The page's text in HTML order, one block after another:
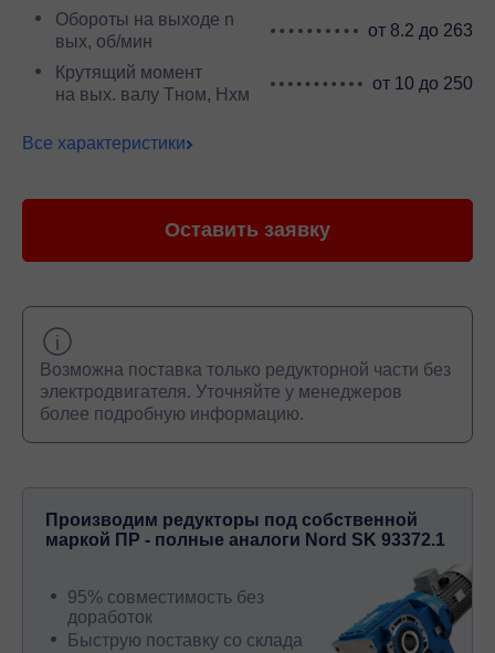
Обороты на выходе n
вых, об/мин
от 8.2 до 263
Крутящий момент
на вых. валу Тном, Нхм
от 10 до 250
Все характеристики
Оставить заявку
Возможна поставка только редукторной части без
электродвигателя. Уточняйте у менеджеров
более подробную информацию.
Производим редукторы под собственной
маркой ПР - полные аналоги Nord SK 93372.1
95% совместимость без
доработок
Быструю поставку со склада